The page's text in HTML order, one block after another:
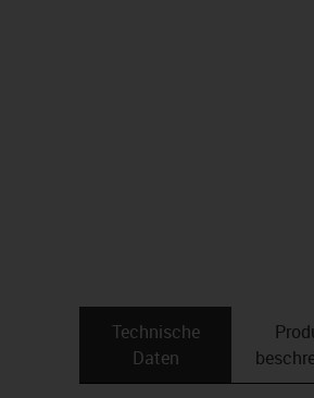
Technische
Daten